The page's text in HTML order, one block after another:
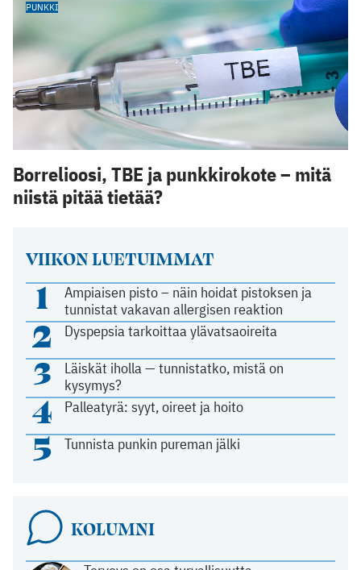
VIIKON LUETUIMMAT
1
Ampiaisen pisto – näin hoidat pistoksen ja
tunnistat vakavan allergisen reaktion
2 Dyspepsia tarkoittaa ylävatsaoireita
3
Läiskät iholla — tunnistatko, mistä on
kysymys?
4 Palleatyrä: syyt, oireet ja hoito
5 Tunnista punkin pureman jälki
KOLUMNI
PUNKKI
Borrelioosi, TBE ja punkkirokote – mitä
niistä pitää tietää?